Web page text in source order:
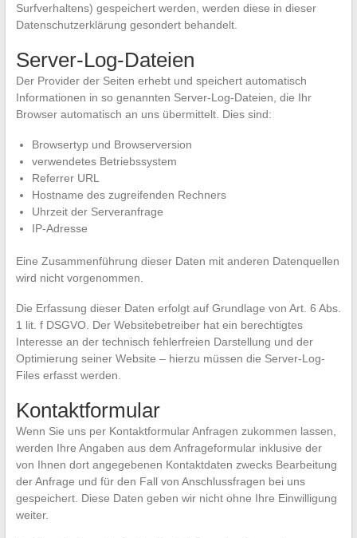
Surfverhaltens) gespeichert werden, werden diese in dieser
Datenschutzerklärung gesondert behandelt.
Server-Log-Dateien
Der Provider der Seiten erhebt und speichert automatisch
Informationen in so genannten Server-Log-Dateien, die Ihr
Browser automatisch an uns übermittelt. Dies sind:
Browsertyp und Browserversion
verwendetes Betriebssystem
Referrer URL
Hostname des zugreifenden Rechners
Uhrzeit der Serveranfrage
IP-Adresse
Eine Zusammenführung dieser Daten mit anderen Datenquellen
wird nicht vorgenommen.
Die Erfassung dieser Daten erfolgt auf Grundlage von Art. 6 Abs.
1 lit. f DSGVO. Der Websitebetreiber hat ein berechtigtes
Interesse an der technisch fehlerfreien Darstellung und der
Optimierung seiner Website – hierzu müssen die Server-Log-
Files erfasst werden.
Kontaktformular
Wenn Sie uns per Kontaktformular Anfragen zukommen lassen,
werden Ihre Angaben aus dem Anfrageformular inklusive der
von Ihnen dort angegebenen Kontaktdaten zwecks Bearbeitung
der Anfrage und für den Fall von Anschlussfragen bei uns
gespeichert. Diese Daten geben wir nicht ohne Ihre Einwilligung
weiter.